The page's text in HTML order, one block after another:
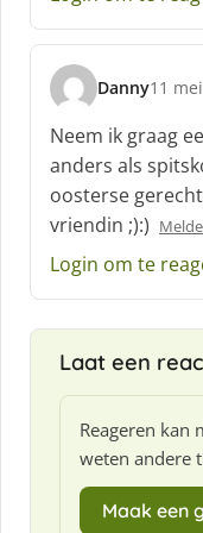
f
Danny
s
c
h
r
e
e
:
11
Neem ik graag
anders als
oosterse
vriendin ;):)
Login om te
Laat een
Reageren kan
weten andere
Maak een